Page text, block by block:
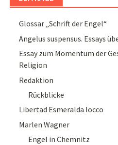
Glossar „Schrift der Engel“
Angelus suspensus. Essays
Essay zum Momentum der
Religion
Redaktion
Rückblicke
Libertad Esmeralda Iocco
Marlen Wagner
Engel in Chemnitz